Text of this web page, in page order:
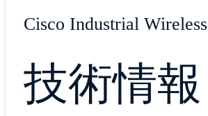
Cisco Industrial Wireless
技術情報